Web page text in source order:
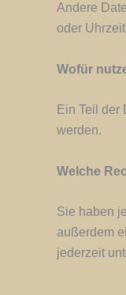
Andere
oder
Wofür
Ein Teil der
werden.
Welche
Sie haben
außerdem
jederzeit